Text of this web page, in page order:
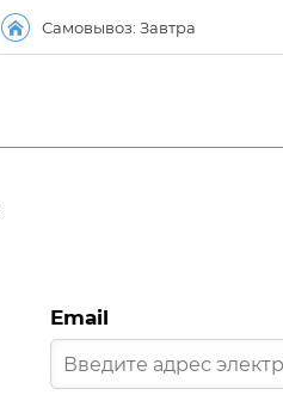
Самовывоз: Завтра
Email